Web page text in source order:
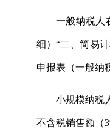
一般纳税人
细）“二、简易
申报表（一般纳
小规模纳税
不含税销售额（